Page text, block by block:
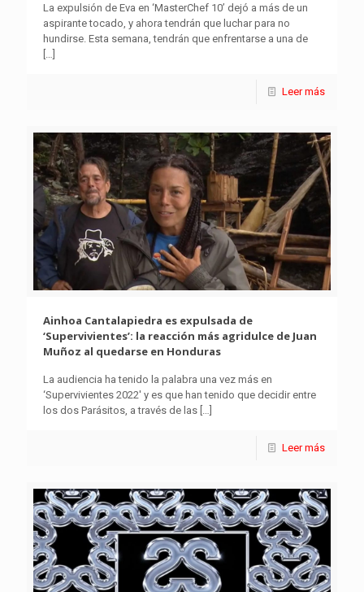
La expulsión de Eva en ‘MasterChef 10’ dejó a más de un
aspirante tocado, y ahora tendrán que luchar para no
hundirse. Esta semana, tendrán que enfrentarse a una de
[…]
Leer más
Ainhoa Cantalapiedra es expulsada de
‘Supervivientes’: la reacción más agridulce de Juan
Muñoz al quedarse en Honduras
La audiencia ha tenido la palabra una vez más en
‘Supervivientes 2022′ y es que han tenido que decidir entre
los dos Parásitos, a través de las […]
Leer más